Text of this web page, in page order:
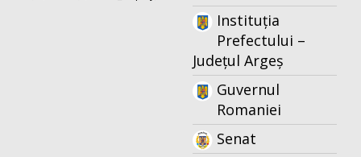
Instituția
Prefectului –
Județul Argeș
Guvernul
Romaniei
Senat